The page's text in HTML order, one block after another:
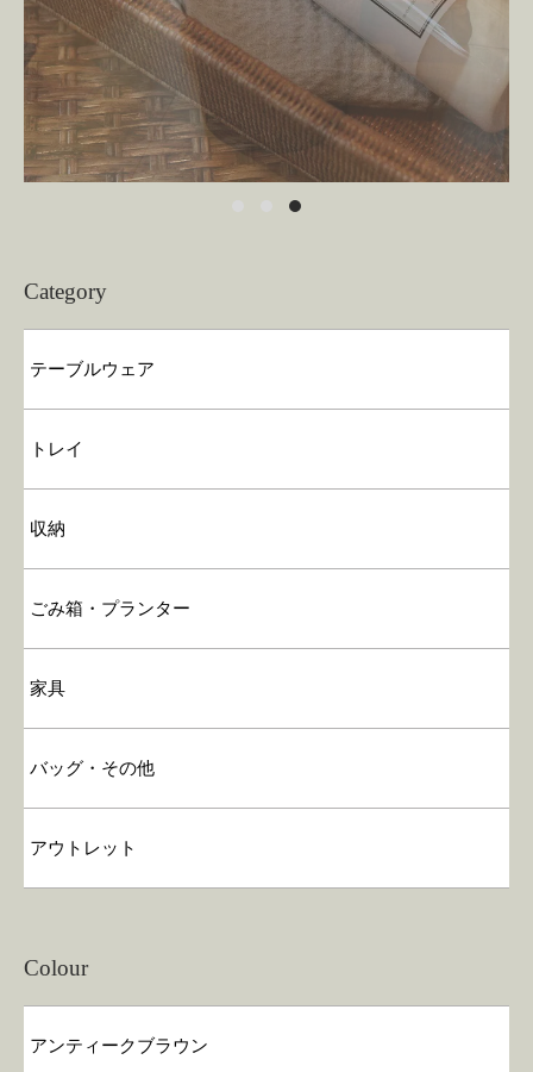
Category
テーブルウェア
トレイ
収納
ごみ箱・プランター
家具
バッグ・その他
アウトレット
Colour
アンティークブラウン